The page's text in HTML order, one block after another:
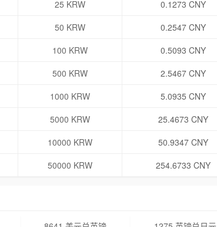
25 KRW
0.1273 CNY
50 KRW
0.2547 CNY
100 KRW
0.5093 CNY
500 KRW
2.5467 CNY
1000 KRW
5.0935 CNY
5000 KRW
25.4673 CNY
10000 KRW
50.9347 CNY
50000 KRW 254.6733 CNY